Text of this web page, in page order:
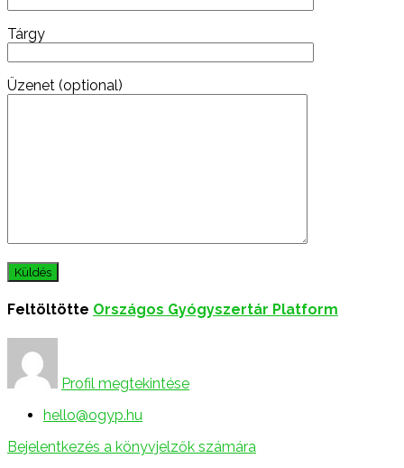
Tárgy
Üzenet (optional)
Feltöltötte Országos Gyógyszertár Platform
Profil megtekintése
hello@ogyp.hu
Bejelentkezés a könyvjelzők számára